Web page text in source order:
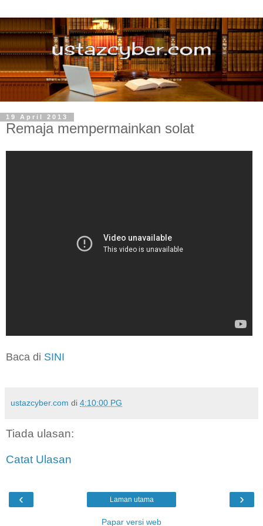
19 April 2013
Remaja mempermainkan solat
Baca di SINI
ustazcyber.com di 4:10:00 PG
Tiada ulasan:
Catat Ulasan
‹ ›
Laman utama
Papar versi web